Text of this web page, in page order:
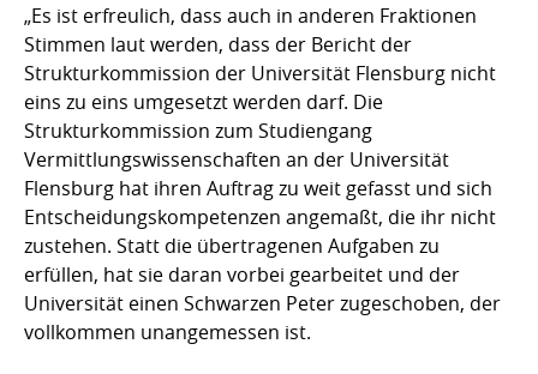
„Es ist erfreulich, dass auch in anderen Fraktionen
Stimmen laut werden, dass der Bericht der
Strukturkommission der Universität Flensburg nicht
eins zu eins umgesetzt werden darf. Die
Strukturkommission zum Studiengang
Vermittlungswissenschaften an der Universität
Flensburg hat ihren Auftrag zu weit gefasst und sich
Entscheidungskompetenzen angemaßt, die ihr nicht
zustehen. Statt die übertragenen Aufgaben zu
erfüllen, hat sie daran vorbei gearbeitet und der
Universität einen Schwarzen Peter zugeschoben, der
vollkommen unangemessen ist.